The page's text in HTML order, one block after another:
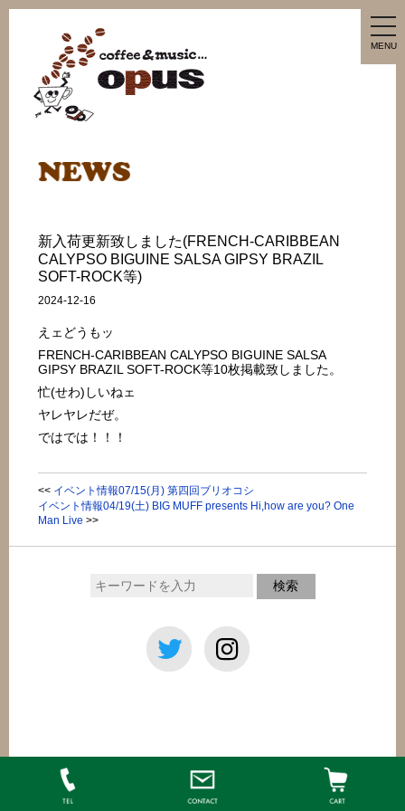
MENU
新入荷更新致しました(FRENCH-CARIBBEAN
CALYPSO BIGUINE SALSA GIPSY BRAZIL
SOFT-ROCK等)
2024-12-16
えェどうもッ
FRENCH-CARIBBEAN CALYPSO BIGUINE SALSA
GIPSY BRAZIL SOFT-ROCK等10枚掲載致しました。
忙(せわ)しいねェ
ヤレヤレだぜ。
ではでは！！！
<< イベント情報07/15(月) 第四回ブリオコシ
イベント情報04/19(土) BIG MUFF presents Hi,how are you? One
Man Live >>